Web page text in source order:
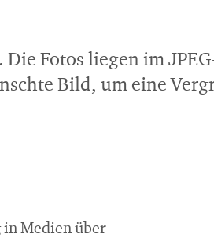
Fotos liegen im
Bild, um eine
in Medien über